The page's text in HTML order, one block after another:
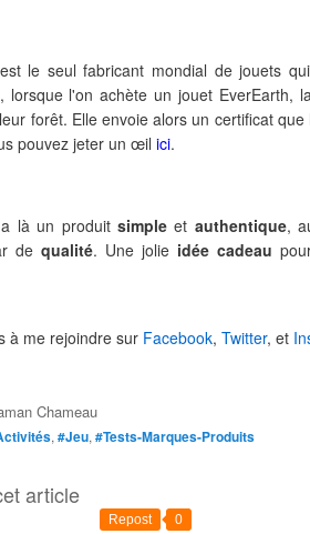
le seul fabricant mondial de jouets qui
lorsque l'on achète un jouet EverEarth,
forêt. Elle envoie alors un certificat
pouvez jeter un œil ici.
là un produit simpleet authentique,
de qualité. Une jolie idée cadeau
à me rejoindre sur Facebook, Twitter, et
Chameau
, #Jeu, #Tests-Marques-Produits
article
Repost 0